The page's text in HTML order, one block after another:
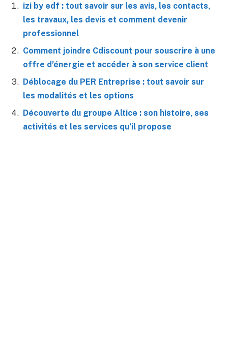
izi by edf : tout savoir sur les avis, les contacts,
les travaux, les devis et comment devenir
professionnel
Comment joindre Cdiscount pour souscrire à une
offre d’énergie et accéder à son service client
Déblocage du PER Entreprise : tout savoir sur
les modalités et les options
Découverte du groupe Altice : son histoire, ses
activités et les services qu’il propose